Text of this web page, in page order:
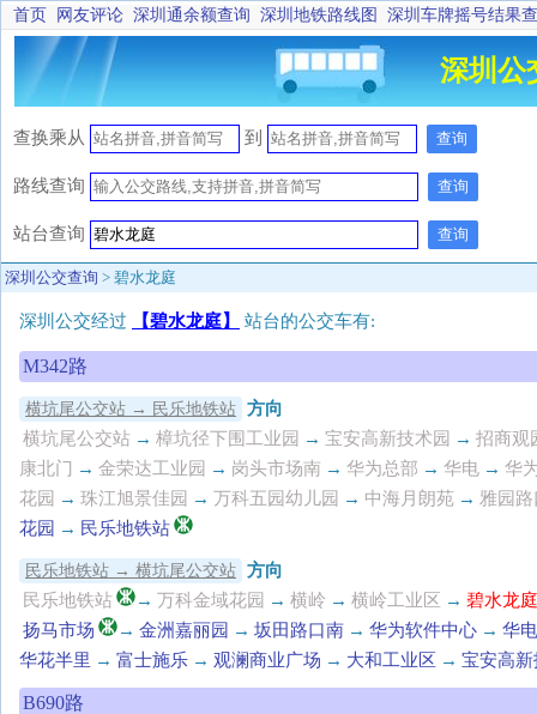
首页 网友评论 深圳通余额查询 深圳地铁路线图 深圳车牌摇号结果
深圳公
查换乘从 到 查询
路线查询 查询
站台查询 查询
深圳公交查询 > 碧水龙庭
深圳公交经过 【碧水龙庭】 站台的公交车有:
M342路
横坑尾公交站 → 民乐地铁站 方向
横坑尾公交站 → 樟坑径下围工业园 → 宝安高新技术园 → 招商观
康北门 → 金荣达工业园 → 岗头市场南 → 华为总部 → 华电 → 华
花园 → 珠江旭景佳园 → 万科五园幼儿园 → 中海月朗苑 → 雅园路
花园 → 民乐地铁站
民乐地铁站 → 横坑尾公交站 方向
民乐地铁站
→ 万科金域花园 → 横岭 → 横岭工业区 → 碧水龙庭
扬马市场
→ 金洲嘉丽园 → 坂田路口南 → 华为软件中心 → 华电
华花半里 → 富士施乐 → 观澜商业广场 → 大和工业区 → 宝安高
B690路